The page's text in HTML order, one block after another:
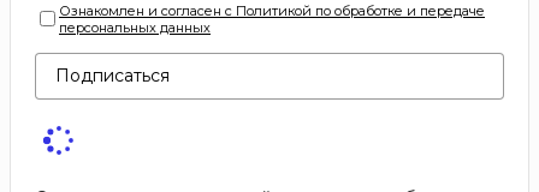
Ознакомлен и согласен с Политикой по обработке и передаче
персональных данных
Подписаться